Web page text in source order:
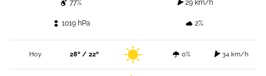
77% 29 km/h
1019 hPa 2%
Hoy 28º / 22º 0% 34 km/h